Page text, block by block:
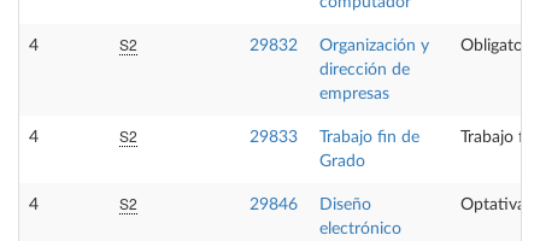
4 S2 29832
Organización y
dirección de
empresas
Obligatoria
4 S2 29833
Trabajo fin de
Grado
Trabajo
4 S2 29846
Diseño
electrónico
Optativa